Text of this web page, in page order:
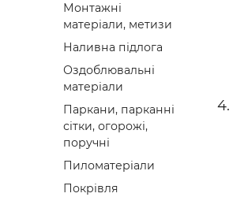
Монтажні
матеріали, метизи
Наливна підлога
Оздоблювальні
матеріали
Паркани, парканні
сітки, огорожі,
поручні
Пиломатеріали
Покрівля